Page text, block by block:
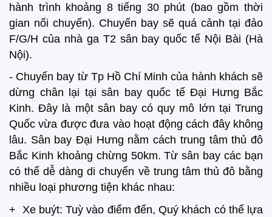
hành trình khoảng 8 tiếng 30 phút (bao gồm thời
gian nối chuyến). Chuyến bay sẽ quá cảnh tại đảo
F/G/H của nhà ga T2 sân bay quốc tế Nội Bài (Hà
Nội).
- Chuyến bay từ Tp Hồ Chí Minh của hành khách sẽ
dừng chân lại tại sân bay quốc tế Đại Hưng Bắc
Kinh. Đây là một sân bay có quy mô lớn tại Trung
Quốc vừa được đưa vào hoạt động cách đây không
lâu. Sân bay Đại Hưng nằm cách trung tâm thủ đô
Bắc Kinh khoảng chừng 50km. Từ sân bay các bạn
có thể dễ dàng di chuyển về trung tâm thủ đô bằng
nhiều loại phương tiện khác nhau:
+ Xe buýt: Tuỳ vào điểm đến, Quý khách có thể lựa